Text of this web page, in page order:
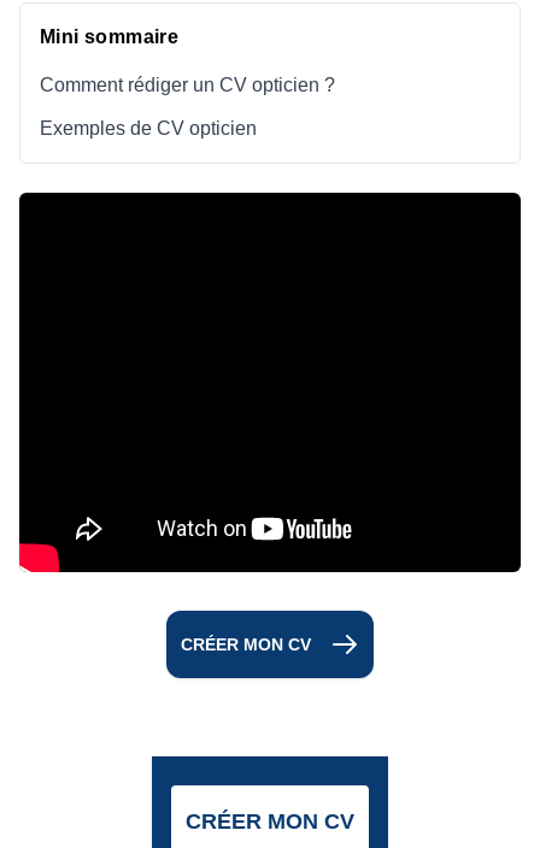
Mini sommaire
Comment rédiger un CV opticien ?
Exemples de CV opticien
CRÉER MON CV
CRÉER MON CV